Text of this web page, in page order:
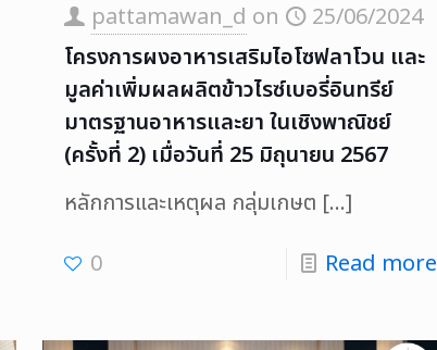
pattamawan_d on
25/06/2024
โครงการผงอาหารเสริมไอโซฟลาโวน และ
มูลค่าเพิ่มผลผลิตข้าวไรซ์เบอรี่อินทรีย์
มาตรฐานอาหารและยา ในเชิงพาณิชย์
(ครั้งที่ 2) เมื่อวันที่ 25 มิถุนายน 2567
หลักการและเหตุผล กลุ่มเกษต […]
0
Read more